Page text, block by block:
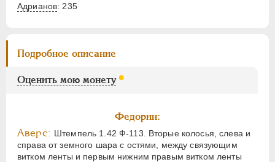
Адрианов: 235
Подробное описание
Оценить мою монету
Федорин:
Аверс: Штемпель 1.42 Ф-113. Вторые колосья, слева и
справа от земного шара с остями, между связующим
витком ленты и первым нижним правым витком ленты